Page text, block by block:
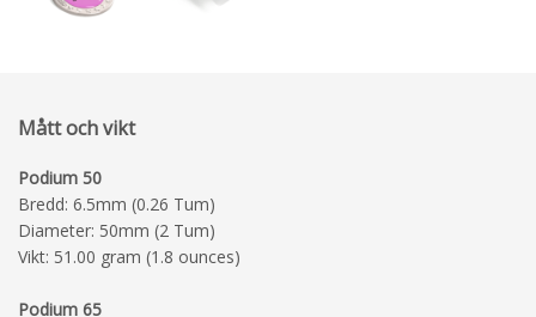
Mått och vikt
Podium 50
Bredd: 6.5mm (0.26 Tum)
Diameter: 50mm (2 Tum)
Vikt: 51.00 gram (1.8 ounces)
Podium 65